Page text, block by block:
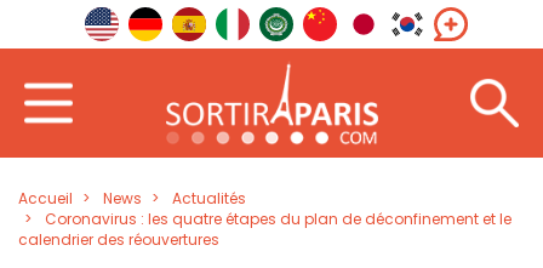
Accueil News
Actualités
Coronavirus : les quatre étapes du plan de déconfinement et le
calendrier des réouvertures